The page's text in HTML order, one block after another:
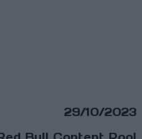
29/10/2023